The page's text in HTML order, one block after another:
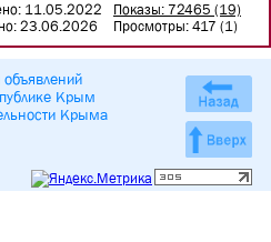
11.05.2022
23.06.2026
Показы: 72465 (19)
Просмотры: 417 (1)
Крым
Крыма